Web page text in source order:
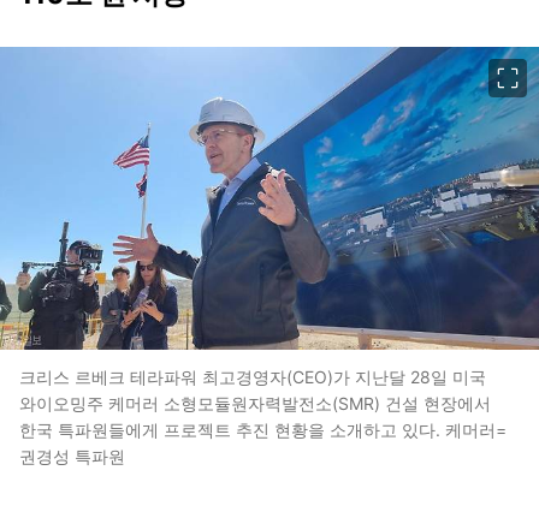
크리스 르베크 테라파워 최고경영자(CEO)가 지난달 28일 미국
와이오밍주 케머러 소형모듈원자력발전소(SMR) 건설 현장에서
한국 특파원들에게 프로젝트 추진 현황을 소개하고 있다. 케머러=
권경성 특파원